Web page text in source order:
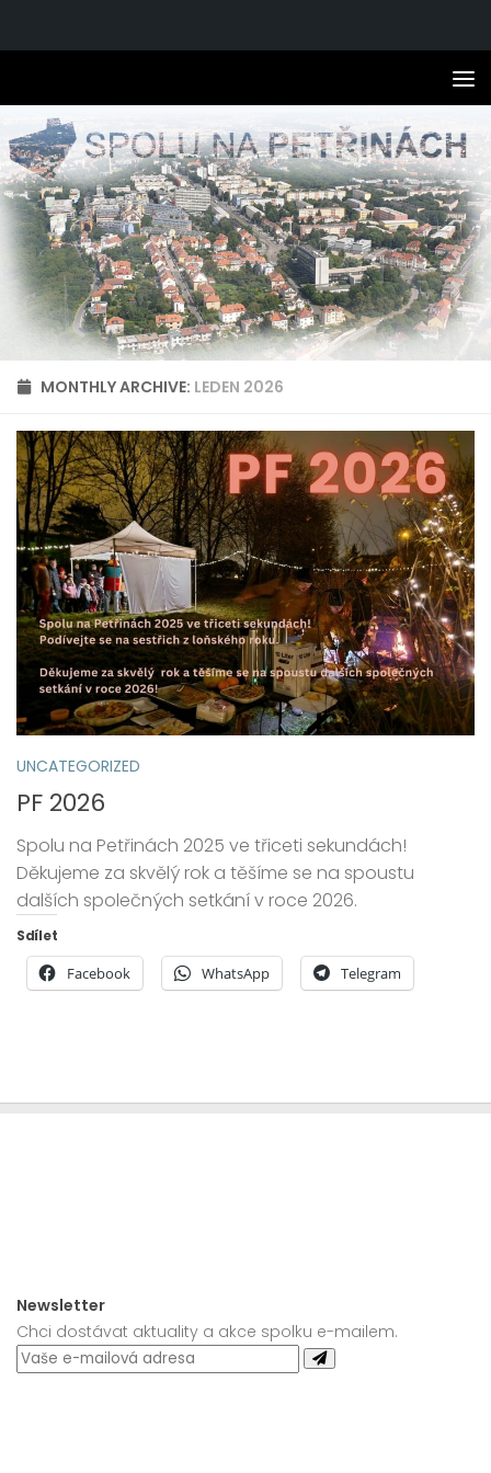
MONTHLY ARCHIVE: LEDEN 2026
UNCATEGORIZED
PF 2026
Spolu na Petřinách 2025 ve třiceti sekundách!
Děkujeme za skvělý rok a těšíme se na spoustu
dalších společných setkání v roce 2026.
Sdílet
Facebook WhatsApp Telegram
Newsletter
Chci dostávat aktuality a akce spolku e-mailem.